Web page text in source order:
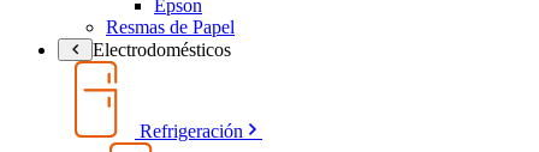
Epson
Resmas de Papel
Electrodomésticos
Refrigeración